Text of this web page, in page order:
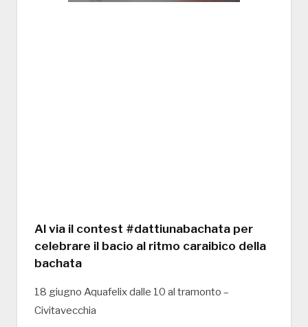
Al via il contest #dattiunabachata per
celebrare il bacio al ritmo caraibico della
bachata
18 giugno Aquafelix dalle 10 al tramonto –
Civitavecchia